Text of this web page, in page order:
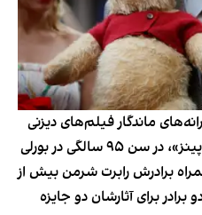
ماندگار فیلم‌های دیزنی
از جمله ترانه‌های فیلم «مری پاپینز»، در سن ۹۵ سالگی در بورلی
برادرش رابرت شرمن بیش از
برادر برای آثارشان دو جایزه